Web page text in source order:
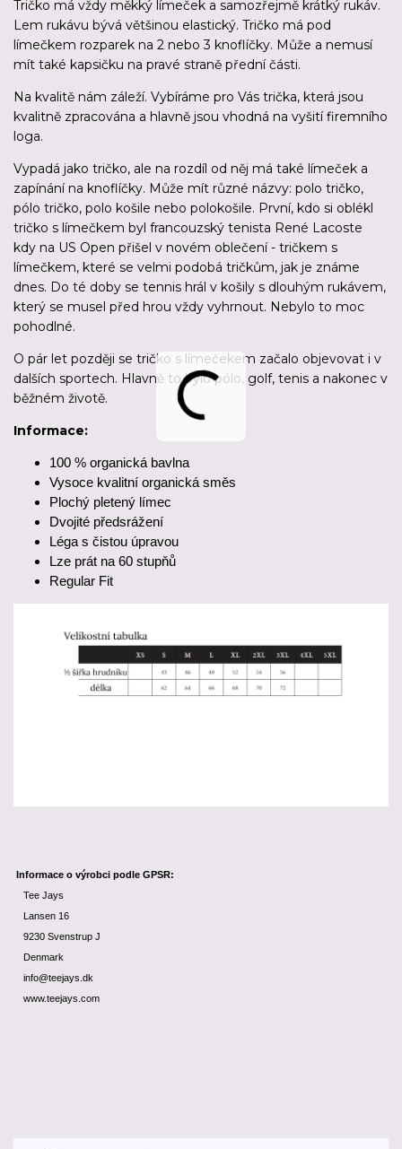
Tričko má vždy měkký límeček a samozřejmě krátký rukáv.
Lem rukávu bývá většinou elastický. Tričko má pod
límečkem rozparek na 2 nebo 3 knoflíčky. Může a nemusí
mít také kapsičku na pravé straně přední části.
Na kvalitě nám záleží. Vybíráme pro Vás trička, která jsou
kvalitně zpracována a hlavně jsou vhodná na vyšití firemního
loga.
Vypadá jako tričko, ale na rozdíl od něj má také límeček a
zapínání na knoflíčky. Může mít různé názvy: polo tričko,
pólo tričko, polo košile nebo polokošile. První, kdo si oblékl
tričko s límečkem byl francouzský tenista René Lacoste
kdy na US Open přišel v novém oblečení - tričkem s
límečkem, které se velmi podobá tričkům, jak je známe
dnes. Do té doby se tennis hrál v košily s dlouhým rukávem,
který se musel před hrou vždy vyhrnout. Nebylo to moc
pohodlné.
O pár let později se tričko s límečekem začalo objevovat i v
dalších sportech. Hlavně to bylo pólo, golf, tenis a nakonec v
běžném životě.
Informace:
100 % organická bavlna
Vysoce kvalitní organická směs
Plochý pletený límec
Dvojité předsrážení
Léga s čistou úpravou
Lze prát na 60 stupňů
Regular Fit
Informace o výrobci podle GPSR:
Tee Jays
Lansen 16
9230 Svenstrup J
Denmark
info@teejays.dk
www.teejays.com